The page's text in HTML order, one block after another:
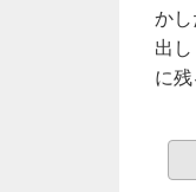
か
出
に